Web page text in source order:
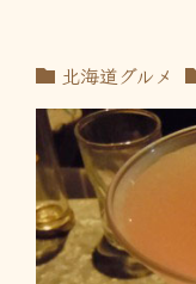
北海道グルメ